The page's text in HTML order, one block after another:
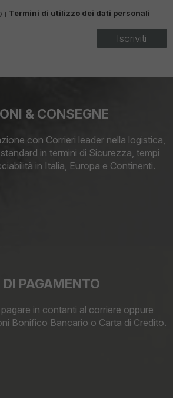
Iscriviti
i Termini di utilizzo dei dati personali
& CONSEGNE
con Corrieri leader nella logistica,
in termini di Sicurezza, tempi
in Italia, Europa e Continenti.
PAGAMENTO
in contanti al corriere oppure
Bonifico Bancario o Carta di Credito.